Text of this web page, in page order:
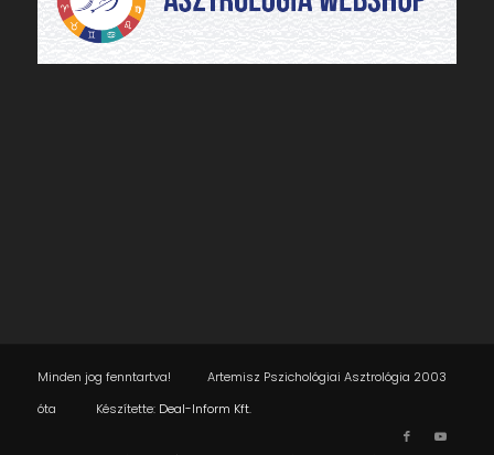
Minden jog fenntartva! Artemisz Pszichológiai Asztrológia 2003
óta Készítette: Deal-Inform Kft.